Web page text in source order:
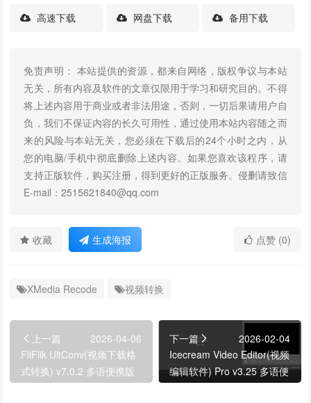
高速下载 网盘下载 备用下载
免责声明： 本站提供的资源，都来自网络，版权争议与本站
无关，所有内容及软件的文章仅限用于学习和研究目的。不得
将上述内容用于商业或者非法用途，否则，一切后果请用户自
负，我们不保证内容的长久可用性，通过使用本站内容随之而
来的风险与本站无关，您必须在下载后的24个小时之内，从
您的电脑/手机中彻底删除上述内容。如果您喜欢该程序，请
支持正版软件，购买注册，得到更好的正版服务。侵删请致信
E-mail：2515621840@qq.com
收藏 生成海报 点赞 (0)
XMedia Recode 视频转换
上一篇
2026-04-06
FliFlik UltConv(视频下载格
式转换) v7.0.2 多语便携版
下一篇
2026-02-04
Icecream Video Editor(视频
编辑软件) Pro v3.25 多语便